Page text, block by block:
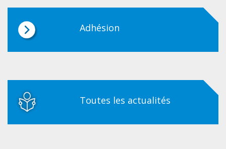
Adhésion
Toutes les actualités